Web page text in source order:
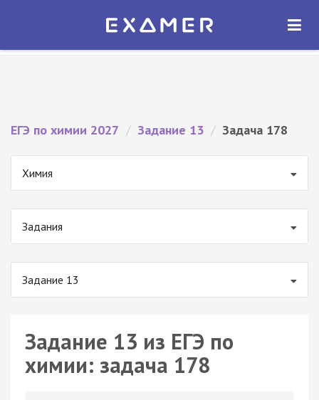
Экзамер — ЕГЭ 2027
ОТКРЫТЬ
ЕГЭ по химии 2027 / Задание 13 / Задача 178
Химия
Задания
Задание 13
Задание 13 из ЕГЭ по
химии: задача 178